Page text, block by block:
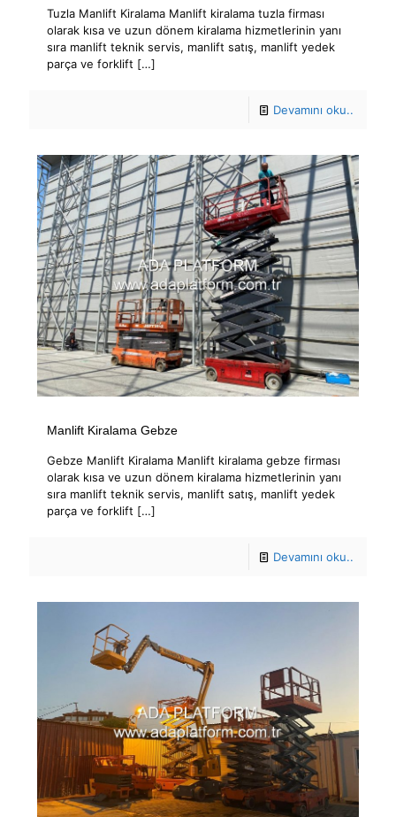
Tuzla Manlift Kiralama Manlift kiralama tuzla firması
olarak kısa ve uzun dönem kiralama hizmetlerinin yanı
sıra manlift teknik servis, manlift satış, manlift yedek
parça ve forklift […]
Devamını oku..
Manlift Kiralama Gebze
Gebze Manlift Kiralama Manlift kiralama gebze firması
olarak kısa ve uzun dönem kiralama hizmetlerinin yanı
sıra manlift teknik servis, manlift satış, manlift yedek
parça ve forklift […]
Devamını oku..